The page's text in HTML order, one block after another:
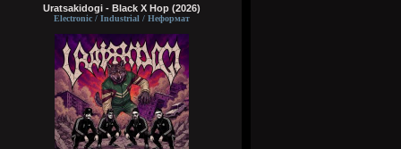
Uratsakidogi - Black X Hop (2026)
Electronic / Industrial / Неформат